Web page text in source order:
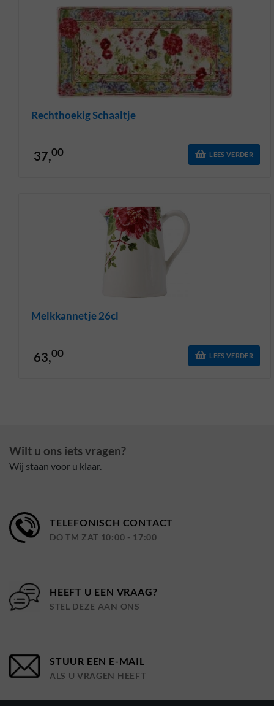
Rechthoekig Schaaltje
37,00 LEES VERDER
Melkkannetje 26cl
63,00 LEES VERDER
Wilt u ons iets vragen?
Wij staan voor u klaar.
TELEFONISCH CONTACT
DO TM ZAT 10:00 - 17:00
HEEFT U EEN VRAAG?
STEL DEZE AAN ONS
STUUR EEN E-MAIL
ALS U VRAGEN HEEFT